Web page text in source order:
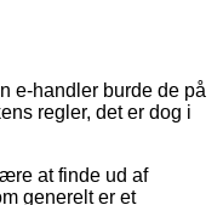
e-handler burde de på
regler, det er dog i
at finde ud af
generelt er et